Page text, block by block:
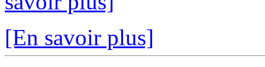
[En savoir plus]